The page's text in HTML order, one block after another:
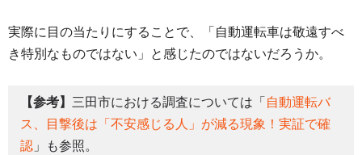
実際に目の当たりにすることで、「自動運転車は敬遠すべ
き特別なものではない」と感じたのではないだろうか。
【参考】 三田市における調査については「 自動運転バ
ス、目撃後は「不安感じる人」が減る現象！実証で確
認 」も参照。